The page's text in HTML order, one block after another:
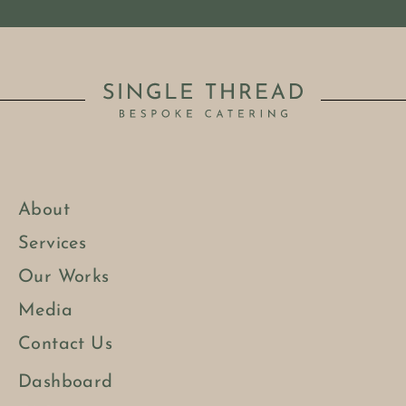
About
Services
Our Works
Media
Contact Us
Dashboard